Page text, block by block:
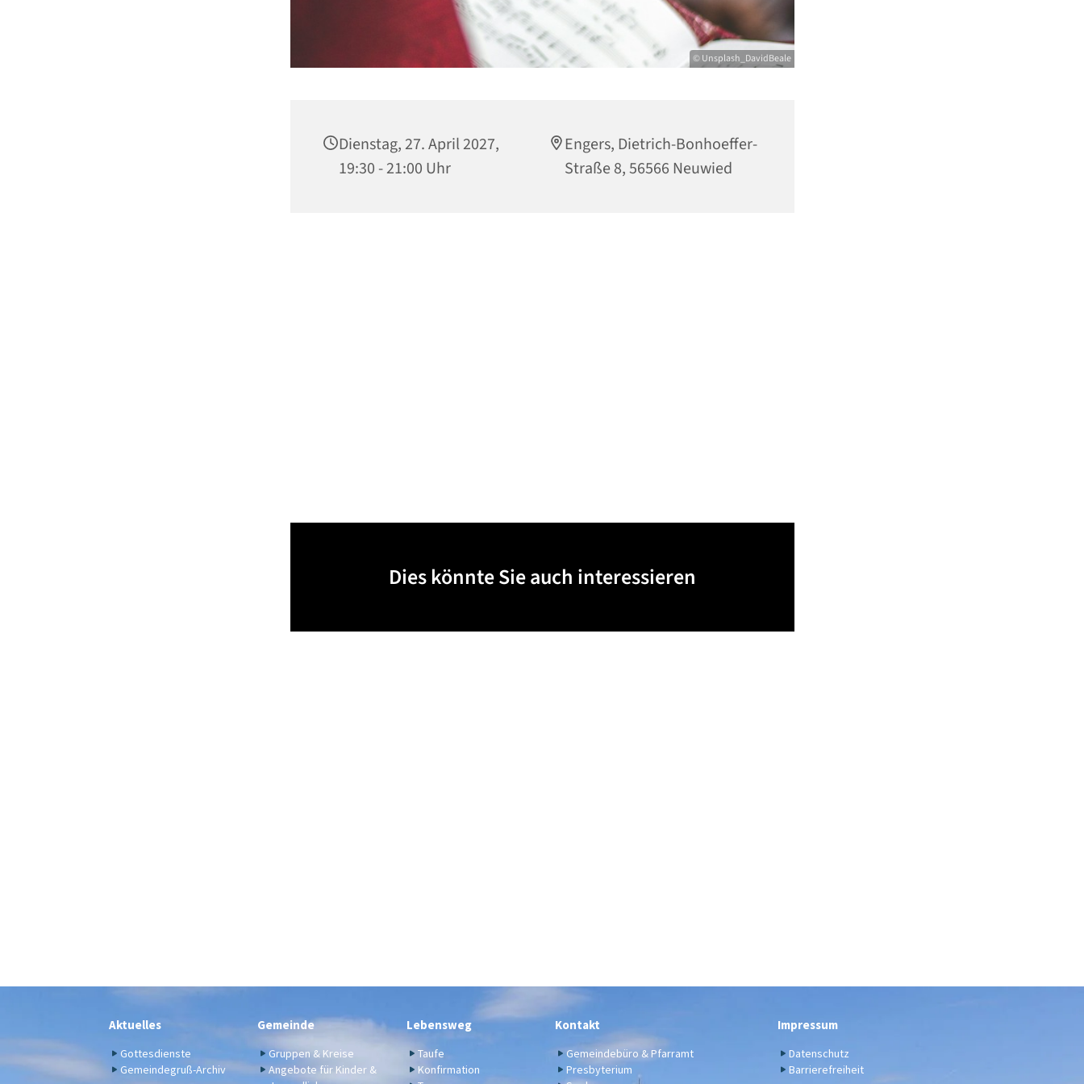
© Unsplash_DavidBeale
Dienstag, 27. April 2027,
19:30 - 21:00 Uhr
Engers, Dietrich-Bonhoeffer-
Straße 8, 56566 Neuwied
Dies könnte Sie auch interessieren
Aktuelles
Gottesdienste
Gemeindegruß-Archiv
Gemeinde
Gruppen & Kreise
Angebote für Kinder &
Lebensweg
Taufe
Konfirmation
Kontakt
Gemeindebüro & Pfarramt
Presbyterium
Impressum
Datenschutz
Barrierefreiheit